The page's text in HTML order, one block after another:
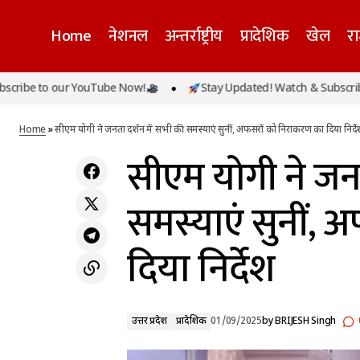
Home नेशनल अन्तर्राष्ट्रीय प्रादेशिक खेल
सीएम नायब सिंह सैनी ने युवाओं को खेल अपनाने की
उत्तर प्रदेश
YouTube Now! Stay Updated! Watch & Subscribe to our
Home»सीएम योगी ने जनता दर्शन में सभी की समस्याएं सुनीं, अफसरों को निराकरण का दिया
सीएम योगी ने
समस्याएं सुनीं,
दिया निर्देश
उत्तर प्रदेश प्रादेशिक 01/09/2025byBRIJESH Singh